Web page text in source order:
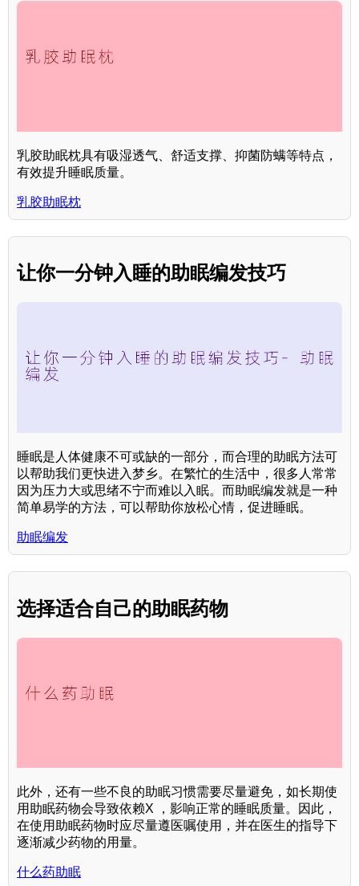
乳胶助眠枕具有吸湿透气、舒适支撑、抑菌防螨等特点，
有效提升睡眠质量。
乳胶助眠枕
让你一分钟入睡的助眠编发技巧
睡眠是人体健康不可或缺的一部分，而合理的助眠方法可
以帮助我们更快进入梦乡。在繁忙的生活中，很多人常常
因为压力大或思绪不宁而难以入眠。而助眠编发就是一种
简单易学的方法，可以帮助你放松心情，促进睡眠。
助眠编发
选择适合自己的助眠药物
此外，还有一些不良的助眠习惯需要尽量避免，如长期使
用助眠药物会导致依赖X ，影响正常的睡眠质量。因此，
在使用助眠药物时应尽量遵医嘱使用，并在医生的指导下
逐渐减少药物的用量。
什么药助眠